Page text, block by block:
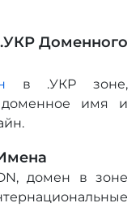
Доменного
в .УКР зоне,
доменное имя и
домен в зоне